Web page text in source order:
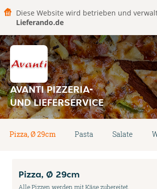
Diese Website wird betrieben und
Lieferando.de
AVANTI PIZZERIA-
UND LIEFERSERVICE
Pizza, Ø 29cm Pasta Salate
Pizza, Ø 29cm
Alle Pizzen werden mit Käse zubereitet.